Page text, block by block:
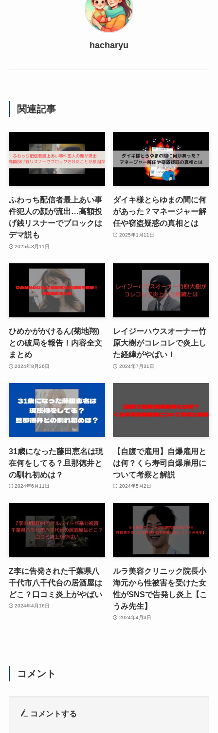
hacharyu
関連記事
ふわっち配信者最上あい事
件犯人の顔が流出…高額投
げ銭リスナーでブロックは
デマ説も
2025年3月11日
ダイキ様とらゆまの間に何
があった？マネージャー解
任や窃盗疑惑の真相とは
2025年1月11日
ひめかがかけるん(菊地翔)
との破局を報告！内容全文
まとめ
2024年8月26日
レイジーハウスオーナー竹
原大樹がコレコレで炎上し
た経緯がやばい！
2024年7月31日
31歳になった藤田恵名は現
在何をしてる？旦那徳井と
の馴れ初めは？
2024年6月11日
【自腹で雇用】自爆雇用と
は何？くら寿司自爆雇用に
ついて考察と解説
2024年5月2日
Z李に告発された千葉県八
千代市八千代台の居酒屋は
どこ？口コミ炎上がやばい
2024年4月16日
ルラ美容クリニック院長小
海元から性被害を受けた女
性がSNSで告発し炎上【こ
うみ先生】
2024年4月3日
コメント
コメントする